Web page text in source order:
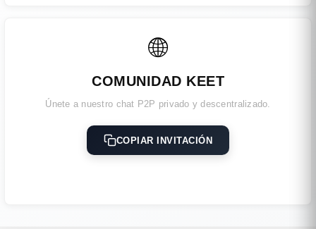
🌐
COMUNIDAD KEET
Únete a nuestro chat P2P privado y descentralizado.
COPIAR INVITACIÓN